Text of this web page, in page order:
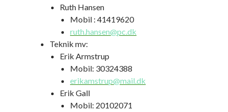
Ruth Hansen
Mobil : 41419620
ruth.hansen@pc.dk
Teknik mv:
Erik Armstrup
Mobil: 30324388
erikamstrup@mail.dk
Erik Gall
Mobil: 20102071